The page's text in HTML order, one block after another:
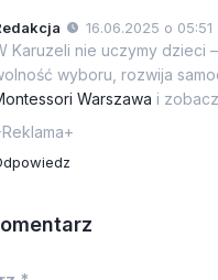
16.06.2025 o 05:51
Karuzeli nie uczymy dzieci
wyboru, rozwija
Warszawa i